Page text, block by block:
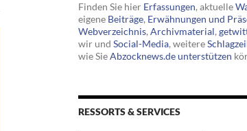
Finden Sie hier Erfassungen, aktuelle
eigene Beiträge, Erwähnungen und
Webverzeichnis, Archivmaterial,
wir und Social-Media, weitere
wie SieAbzocknews.de unterstützen
RESSORTS & SERVICES